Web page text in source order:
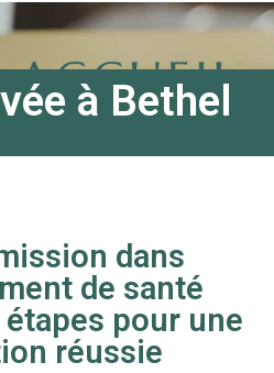
à Bethel
dans
de santé
étapes pour une
réussie